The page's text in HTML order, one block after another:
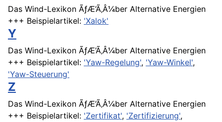
Das Wind-Lexikon ÃƒÆ’Ã‚Â¼ber Alternative Energien
+++ Beispielartikel: 'Xalok'
Y
Das Wind-Lexikon ÃƒÆ’Ã‚Â¼ber Alternative Energien
+++ Beispielartikel: 'Yaw-Regelung', 'Yaw-Winkel',
'Yaw-Steuerung'
Z
Das Wind-Lexikon ÃƒÆ’Ã‚Â¼ber Alternative Energien
+++ Beispielartikel: 'Zertifikat', 'Zertifizierung',